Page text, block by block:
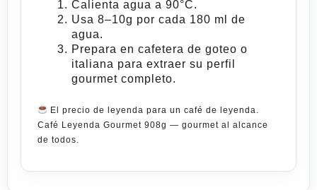
Calienta agua a 90°C.
Usa 8–10g por cada 180 ml de
agua.
Prepara en cafetera de goteo o
italiana para extraer su perfil
gourmet completo.
El precio de leyenda para un café de leyenda.
Café Leyenda Gourmet 908g — gourmet al alcance
de todos.